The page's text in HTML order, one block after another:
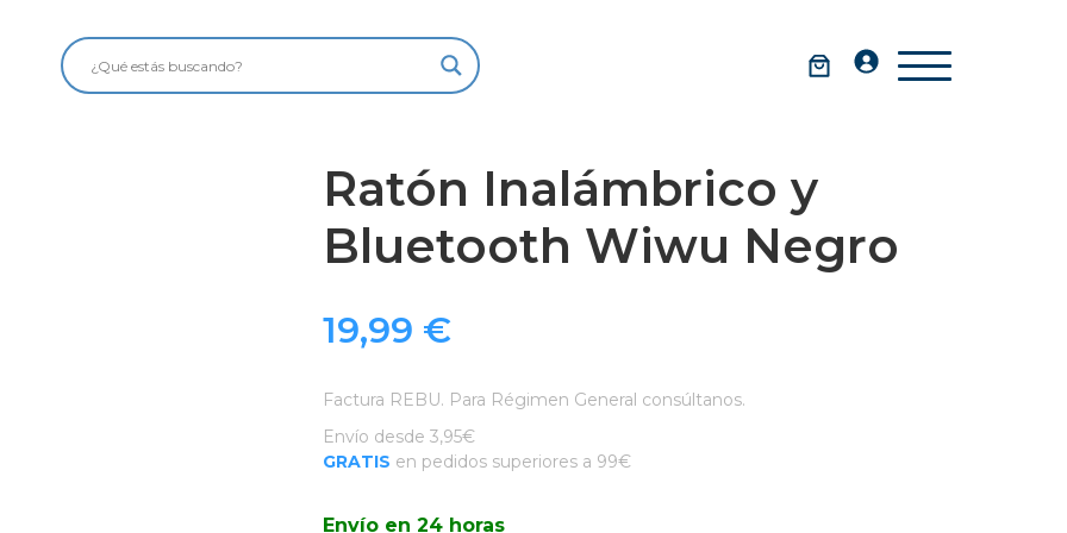
Ratón Inalámbrico y
Bluetooth Wiwu Negro
19,99 €
Factura REBU. Para Régimen General consúltanos.
Envío desde 3,95€
GRATIS en pedidos superiores a 99€
Envío en 24 horas